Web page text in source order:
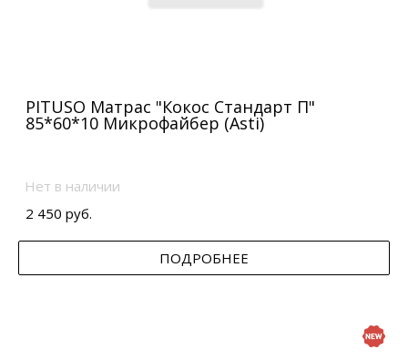
PITUSO Матрас "Кокос Стандарт П"
85*60*10 Микрофайбер (Asti)
Нет в наличии
2 450 руб.
ПОДРОБНЕЕ